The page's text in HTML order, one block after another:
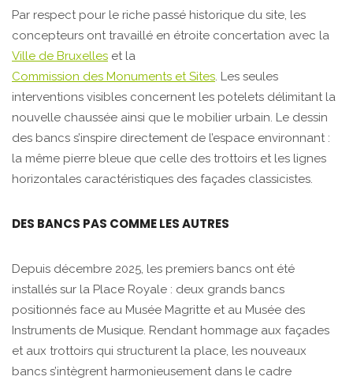
Par respect pour le riche passé historique du site, les
concepteurs ont travaillé en étroite concertation avec la
Ville de Bruxelles et la
Commission des Monuments et Sites. Les seules
interventions visibles concernent les potelets délimitant la
nouvelle chaussée ainsi que le mobilier urbain. Le dessin
des bancs s’inspire directement de l’espace environnant :
la même pierre bleue que celle des trottoirs et les lignes
horizontales caractéristiques des façades classicistes.
DES BANCS PAS COMME LES AUTRES
Depuis décembre 2025, les premiers bancs ont été
installés sur la Place Royale : deux grands bancs
positionnés face au Musée Magritte et au Musée des
Instruments de Musique. Rendant hommage aux façades
et aux trottoirs qui structurent la place, les nouveaux
bancs s’intègrent harmonieusement dans le cadre